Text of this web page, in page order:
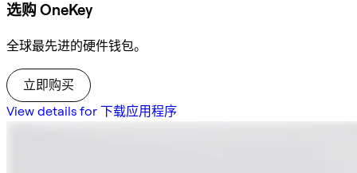
选购 OneKey
全球最先进的硬件钱包。
立即购买
View details for 下载应用程序